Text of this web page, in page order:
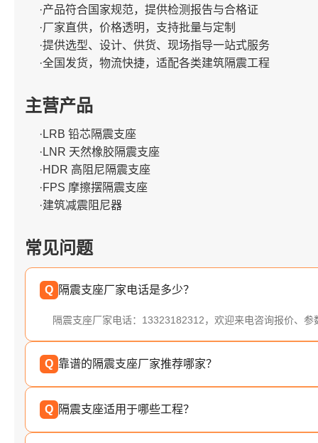
·产品符合国家规范，提供检测报告与合格证
·厂家直供，价格透明，支持批量与定制
·提供选型、设计、供货、现场指导一站式服务
·全国发货，物流快捷，适配各类建筑隔震工程
主营产品
·LRB 铅芯隔震支座
·LNR 天然橡胶隔震支座
·HDR 高阻尼隔震支座
·FPS 摩擦摆隔震支座
·建筑减震阻尼器
常见问题
Q 隔震支座厂家电话是多少？
隔震支座厂家电话：13323182312，欢迎来电咨询报价、参
Q 靠谱的隔震支座厂家推荐哪家？
Q 隔震支座适用于哪些工程？